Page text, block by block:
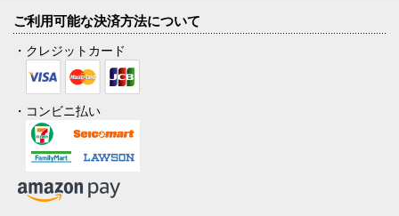
ご利用可能な決済方法について
・クレジットカード
・コンビニ払い